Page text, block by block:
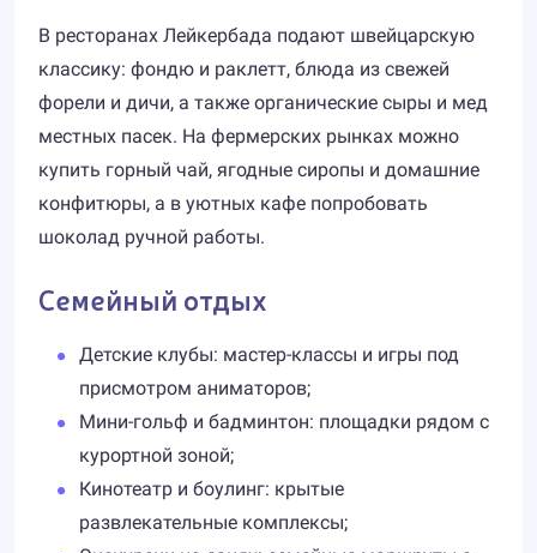
В ресторанах Лейкербада подают швейцарскую
классику: фондю и раклетт, блюда из свежей
форели и дичи, а также органические сыры и мед
местных пасек. На фермерских рынках можно
купить горный чай, ягодные сиропы и домашние
конфитюры, а в уютных кафе попробовать
шоколад ручной работы.
Семейный отдых
Детские клубы: мастер-классы и игры под
присмотром аниматоров;
Мини-гольф и бадминтон: площадки рядом с
курортной зоной;
Кинотеатр и боулинг: крытые
развлекательные комплексы;